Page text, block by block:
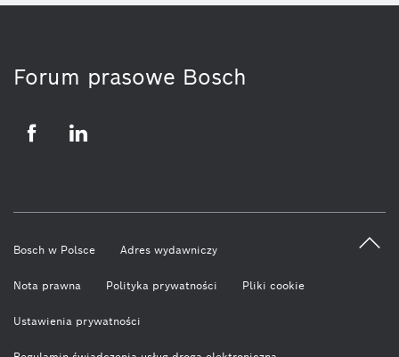
Forum prasowe Bosch
Bosch w Polsce Adres wydawniczy
Nota prawna Polityka prywatności Pliki cookie
Ustawienia prywatności